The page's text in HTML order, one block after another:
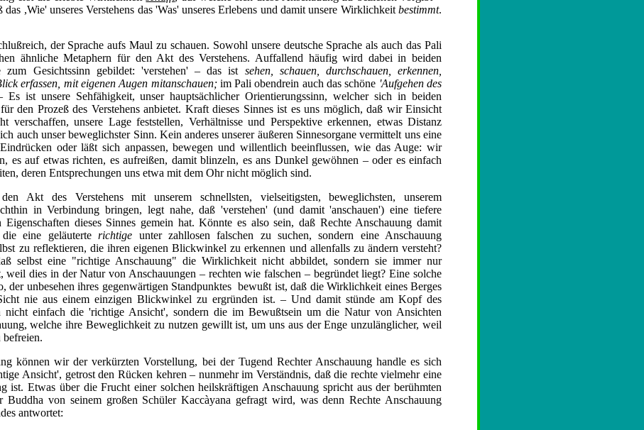
das ,Wie' unseres Verstehens das 'Was' unseres Erlebens und damit unsere Wirklichkeit bestimmt.
der Sprache aufs Maul zu schauen. Sowohl unsere deutsche Sprache als auch das Pali
ähnliche Metaphern für den Akt des Verstehens. Auffallend häufig wird dabei in beiden
zum Gesichtssinn gebildet: 'verstehen' – das ist sehen, schauen, durchschauen, erkennen,
erfassen, mit eigenen Augen mitanschauen;im Pali obendrein auch das schöne 'Aufgehen des
Es ist unsere Sehfähigkeit, unser hauptsächlicher Orientierungssinn, welcher sich in beiden
den Prozeß des Verstehens anbietet. Kraft dieses Sinnes ist es uns möglich, daß wir Einsicht
verschaffen, unsere Lage feststellen, Verhältnisse und Perspektive erkennen, etwas Distanz
auch unser beweglichster Sinn. Kein anderes unserer äußeren Sinnesorgane vermittelt uns eine
oder läßt sich anpassen, bewegen und willentlich beeinflussen, wie das Auge: wir
es auf etwas richten, es aufreißen, damit blinzeln, es ans Dunkel gewöhnen – oder es einfach
deren Entsprechungen uns etwa mit dem Ohr nicht möglich sind.
Akt des Verstehens mit unserem schnellsten, vielseitigsten, beweglichsten, unserem
in Verbindung bringen, legt nahe, daß 'verstehen' (und damit 'anschauen') eine tiefere
Eigenschaften dieses Sinnes gemein hat. Könnte es also sein, daß Rechte Anschauung damit
eine geläuterterichtige unter zahllosen falschen zu suchen, sondern eine Anschauung
zu reflektieren, die ihren eigenen Blickwinkel zu erkennen und allenfalls zu ändern versteht?
selbst eine "richtige Anschauung" die Wirklichkeit nicht abbildet, sondern sie immer nur
weil dies in der Natur von Anschauungen – rechten wie falschen – begründet liegt? Eine solche
der unbesehen ihres gegenwärtigen Standpunktes bewußt ist, daß die Wirklichkeit eines Berges
nie aus einem einzigen Blickwinkel zu ergründen ist. – Und damit stünde am Kopf des
nicht einfach die 'richtige Ansicht', sondern die im Bewußtsein um die Natur von Ansichten
welche ihre Beweglichkeit zu nutzen gewillt ist, um uns aus der Enge unzulänglicher, weil
befreien.
können wir der verkürzten Vorstellung, bei der Tugend Rechter Anschauung handle es sich
Ansicht', getrost den Rücken kehren – nunmehr im Verständnis, daß die rechte vielmehr eine
ist. Etwas über die Frucht einer solchen heilskräftigen Anschauung spricht aus der berühmten
Buddha von seinem großen Schüler Kaccàyana gefragt wird, was denn Rechte Anschauung
antwortet: